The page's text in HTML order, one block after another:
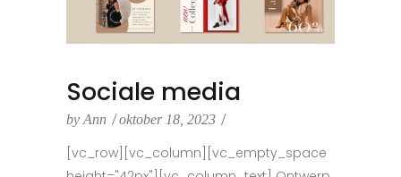
Sociale media
by Ann oktober 18, 2023
[vc_row][vc_column][vc_empty_space